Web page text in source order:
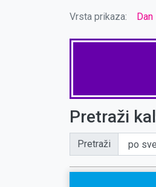
Vrsta prikaza: Dan
Pretraži
Pretraži